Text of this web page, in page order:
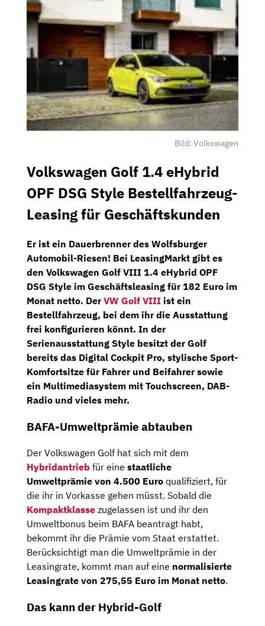
Bild: Volkswagen
Volkswagen Golf 1.4 eHybrid
OPF DSG Style Bestellfahrzeug-
Leasing für Geschäftskunden
Er ist ein Dauerbrenner des Wolfsburger
Automobil-Riesen! Bei LeasingMarkt gibt es
den Volkswagen Golf VIII 1.4 eHybrid OPF
DSG Style im Geschäftsleasing für182 Euro im
Monat netto. DerVW Golf VIII ist ein
Bestellfahrzeug, bei dem ihr die Ausstattung
frei konfigurieren könnt. In der
Serienausstattung Style besitzt der Golf
bereits das Digital Cockpit Pro, stylische Sport-
Komfortsitze für Fahrer und Beifahrer sowie
ein Multimediasystem mit Touchscreen, DAB-
Radio und vieles mehr.
BAFA-Umweltprämie abtauben
Der Volkswagen Golf hat sich mit dem
Hybridantrieb für eine staatliche
Umweltprämie von 4.500 Euro qualifiziert, für
die ihr in Vorkasse gehen müsst. Sobald die
Kompaktklasse zugelassen ist und ihr den
Umweltbonus beim BAFA beantragt habt,
bekommt ihr die Prämie vom Staat erstattet.
Berücksichtigt man die Umweltprämie in der
Leasingrate, kommt man auf eine normalisierte
Leasingrate von 275,55 Euro im Monat netto.
Das kann der Hybrid-Golf